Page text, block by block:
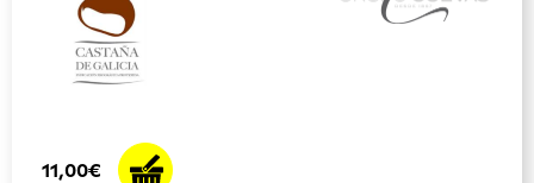
11,00€